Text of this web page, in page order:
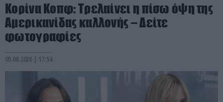
Κορίνα Κοπφ: Τρελαίνει η πίσω όψη της
Αμερικανίδας καλλονής – Δείτε
φωτογραφίες
05.08.2026 | 17:54